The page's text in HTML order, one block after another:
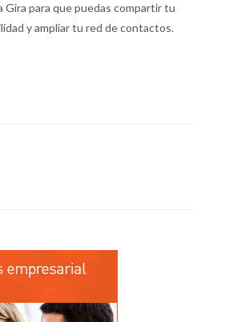
Gira para que puedas compartir tu
y ampliar tu red de contactos.